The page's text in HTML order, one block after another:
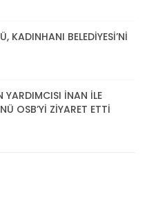
KADINHANI BELEDİYESİ’Nİ
YARDIMCISI İNAN İLE
OSB’Yİ ZİYARET ETTİ